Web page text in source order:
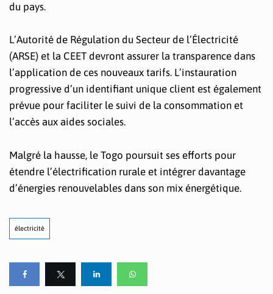
du pays.
L’Autorité de Régulation du Secteur de l’Électricité
(ARSE) et la CEET devront assurer la transparence dans
l’application de ces nouveaux tarifs. L’instauration
progressive d’un identifiant unique client est également
prévue pour faciliter le suivi de la consommation et
l’accès aux aides sociales.
Malgré la hausse, le Togo poursuit ses efforts pour
étendre l’électrification rurale et intégrer davantage
d’énergies renouvelables dans son mix énergétique.
électricité